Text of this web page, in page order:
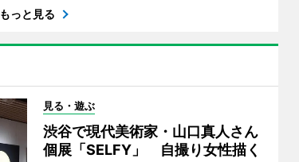
もっと見る
見る・遊ぶ
渋谷で現代美術家・山口真人さん
個展「SELFY」 自撮り女性描く